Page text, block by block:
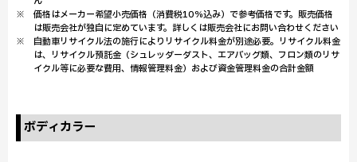
※ 価格はメーカー希望小売価格（消費税10％込み）で参考価格です。販売価格
は販売会社が独自に定めています。詳しくは販売会社にお問い合わせください
※ 自動車リサイクル法の施行によりリサイクル料金が別途必要。リサイクル料金
は、リサイクル預託金（シュレッダーダスト、エアバッグ類、フロン類のリサ
イクル等に必要な費用、情報管理料金）および資金管理料金の合計金額
ボディカラー